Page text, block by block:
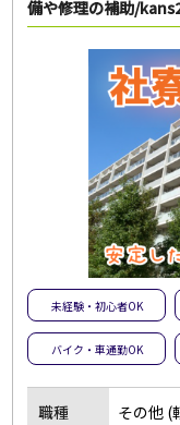
備や修理の補助/
未経験・初心者OK
バイク・車通勤OK
職種 その他 (